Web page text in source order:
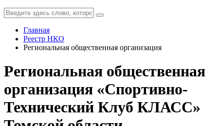
Главная
Реестр НКО
Региональная общественная организация
Региональная общественная
организация «Спортивно-
Технический Клуб КЛАСС»